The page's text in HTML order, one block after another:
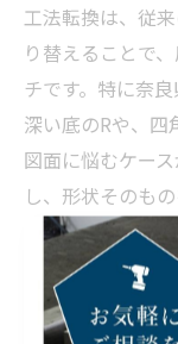
工法転換は、従
り替えることで
チです。特に奈
深い底のRや、四
図面に悩むケー
し、形状そのも
で、サイクルタ
例えば、深い底